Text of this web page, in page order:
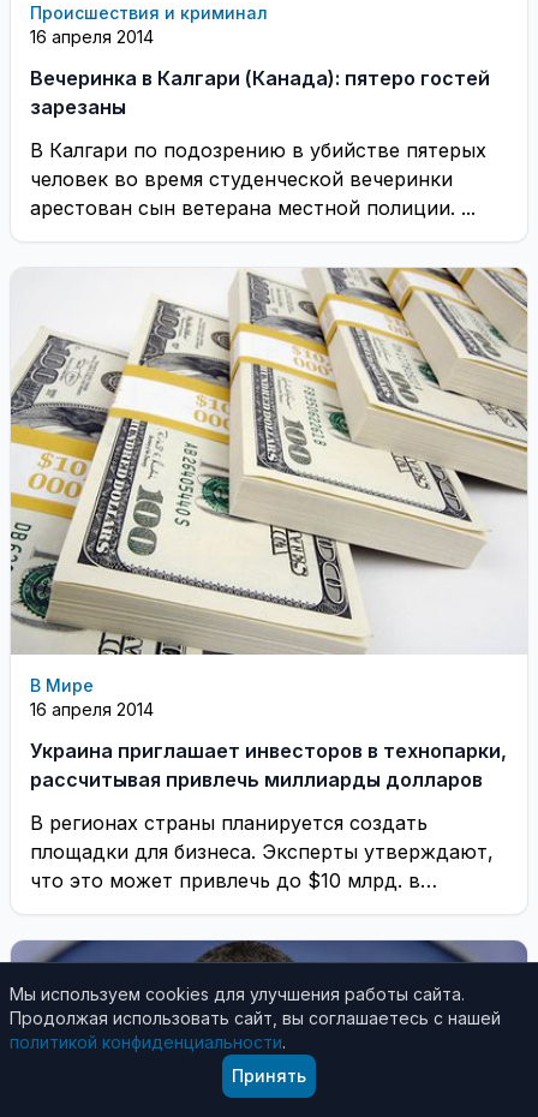
Происшествия и криминал
16 апреля 2014
Вечеринка в Калгари (Канада): пятеро гостей
зарезаны
В Калгари по подозрению в убийстве пятерых
человек во время студенческой вечеринки
арестован сын ветерана местной полиции. ...
В Мире
16 апреля 2014
Украина приглашает инвесторов в технопарки,
рассчитывая привлечь миллиарды долларов
В регионах страны планируется создать
площадки для бизнеса. Эксперты утверждают,
что это может привлечь до $10 млрд. в
экономику Украины. ...
Мы используем cookies для улучшения работы сайта.
Продолжая использовать сайт, вы соглашаетесь с нашей
политикой конфиденциальности.
Принять